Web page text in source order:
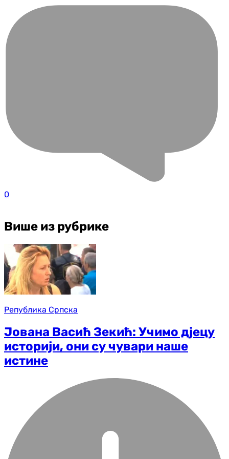
0
Више из рубрике
Република Српска
Јована Васић Зекић: Учимо дјецу
историји, они су чувари наше
истине